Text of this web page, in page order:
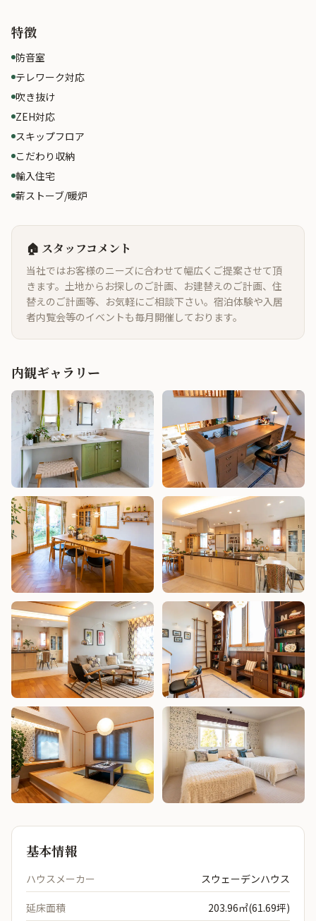
特徴
防音室
テレワーク対応
吹き抜け
ZEH対応
スキップフロア
こだわり収納
輸入住宅
薪ストーブ/暖炉
🏠 スタッフコメント
当社ではお客様のニーズに合わせて幅広くご提案させて頂
きます。土地からお探しのご計画、お建替えのご計画、住
替えのご計画等、お気軽にご相談下さい。宿泊体験や入居
者内覧会等のイベントも毎月開催しております。
内観ギャラリー
基本情報
ハウスメーカー スウェーデンハウス
延床面積 203.96㎡(61.69坪)